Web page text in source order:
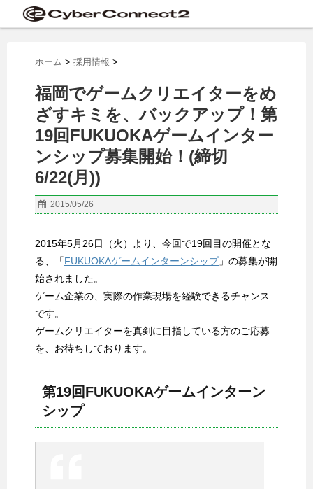
ホーム > 採用情報 >
福岡でゲームクリエイターをめ
ざすキミを、バックアップ！第
19回FUKUOKAゲームインター
ンシップ募集開始！(締切
6/22(月))
2015/05/26
2015年5月26日（火）より、今回で19回目の開催とな
る、「FUKUOKAゲームインターンシップ」の募集が開
始されました。
ゲーム企業の、実際の作業現場を経験できるチャンス
です。
ゲームクリエイターを真剣に目指している方のご応募
を、お待ちしております。
第19回FUKUOKAゲームインターン
シップ